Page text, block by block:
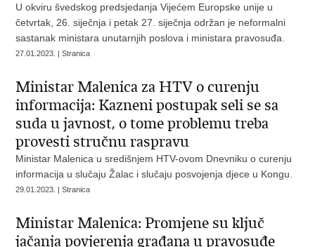
U okviru švedskog predsjedanja Vijećem Europske unije u
četvrtak, 26. siječnja i petak 27. siječnja održan je neformalni
sastanak ministara unutarnjih poslova i ministara pravosuđa.
27.01.2023. | Stranica
Ministar Malenica za HTV o curenju
informacija: Kazneni postupak seli se sa
suda u javnost, o tome problemu treba
provesti stručnu raspravu
Ministar Malenica u središnjem HTV-ovom Dnevniku o curenju
informacija u slučaju Žalac i slučaju posvojenja djece u Kongu.
29.01.2023. | Stranica
Ministar Malenica: Promjene su ključ
jačanja povjerenja građana u pravosuđe